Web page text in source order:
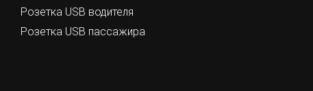
Розетка USB водителя
Розетка USB пассажира